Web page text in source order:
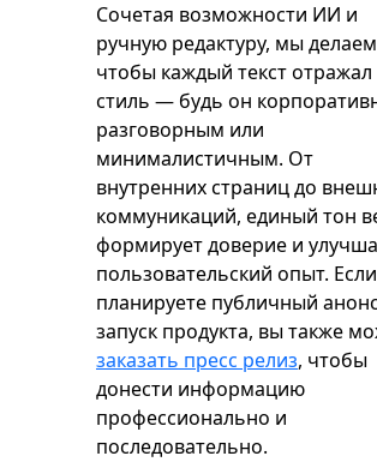
Сочетая возможности ИИ и
ручную редактуру, мы делаем
чтобы каждый текст
стиль — будь он
разговорным или
минималистичным. От
внутренних страниц до
коммуникаций, единый тон
формирует доверие и
пользовательский опыт.
планируете публичный
запуск продукта, вы также
заказать пресс релиз, чтобы
донести информацию
профессионально и
последовательно.